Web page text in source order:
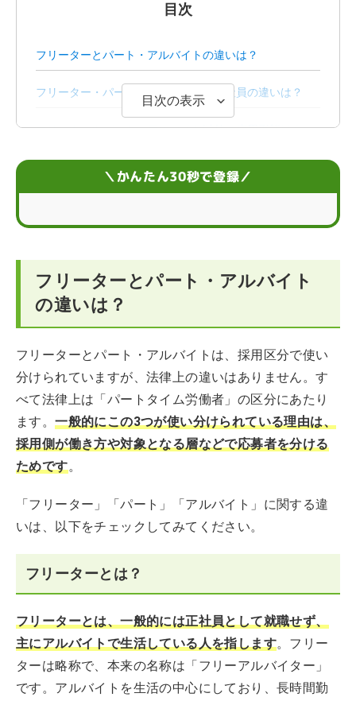
目次
フリーターとパート・アルバイトの違いは？
フリーター・パート・アルバイトと正社員の違いは？
フリーターやパート・アルバイト以外の雇用形態は？
フリーターとパート・正社員の違いに関するQ＆A
目次の表示
＼かんたん30秒で登録／
フリーターとパート・アルバイト
の違いは？
フリーターとパート・アルバイトは、採用区分で使い
分けられていますが、法律上の違いはありません。す
べて法律上は「パートタイム労働者」の区分にあたり
ます。一般的にこの3つが使い分けられている理由は、
採用側が働き方や対象となる層などで応募者を分ける
ためです。
「フリーター」「パート」「アルバイト」に関する違
いは、以下をチェックしてみてください。
フリーターとは？
フリーターとは、一般的には正社員として就職せず、
主にアルバイトで生活している人を指します。フリー
ターは略称で、本来の名称は「フリーアルバイター」
です。アルバイトを生活の中心にしており、長時間勤